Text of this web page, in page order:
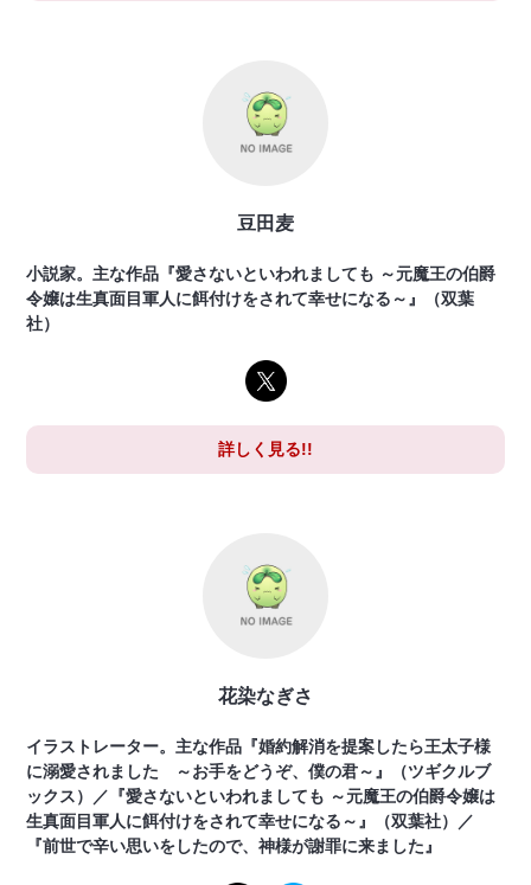
豆田麦
小説家。主な作品『愛さないといわれましても ～元魔王の伯爵
令嬢は生真面目軍人に餌付けをされて幸せになる～』（双葉
社）
詳しく見る!!
花染なぎさ
イラストレーター。主な作品『婚約解消を提案したら王太子様
に溺愛されました ～お手をどうぞ、僕の君～』（ツギクルブ
ックス）／『愛さないといわれましても ～元魔王の伯爵令嬢は
生真面目軍人に餌付けをされて幸せになる～』（双葉社）／
『前世で辛い思いをしたので、神様が謝罪に来ました』